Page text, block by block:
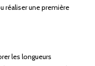
réaliser une première
les longueurs